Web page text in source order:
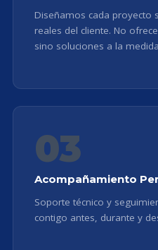
Diseñamos cada proyecto
reales del cliente. No
sino soluciones a la
03
Acompañamiento
Soporte técnico y
contigo antes, durante y